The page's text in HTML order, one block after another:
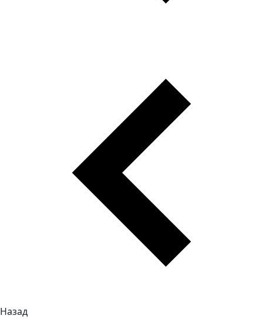
Назад